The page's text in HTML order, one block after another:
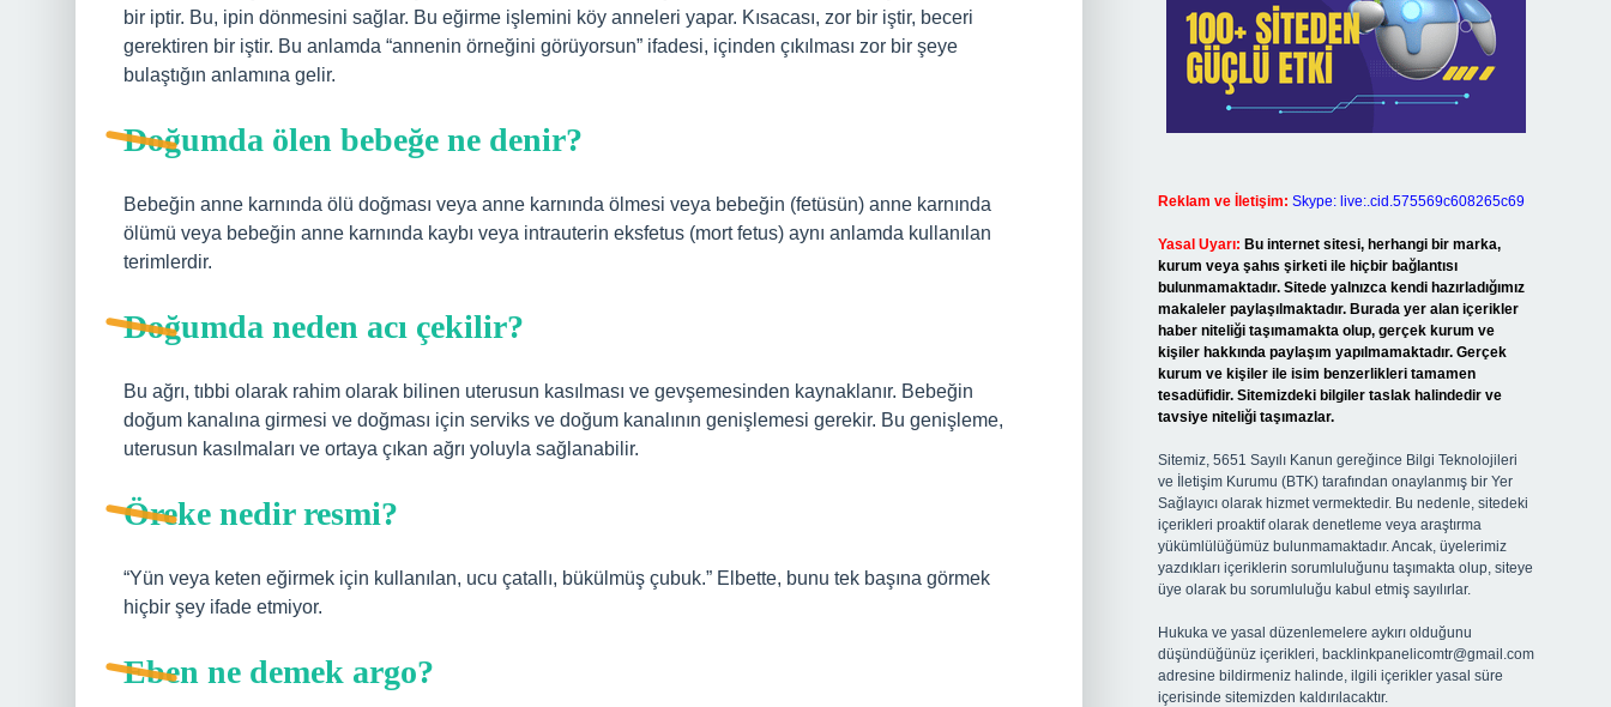
bir iptir. Bu, ipin dönmesini sağlar. Bu eğirme işlemini köy anneleri yapar. Kısacası, zor bir iştir, beceri
gerektiren bir iştir. Bu anlamda “annenin örneğini görüyorsun” ifadesi, içinden çıkılması zor bir şeye
bulaştığın anlamına gelir.
Doğumda ölen bebeğe ne denir?
Bebeğin anne karnında ölü doğması veya anne karnında ölmesi veya bebeğin (fetüsün) anne karnında
ölümü veya bebeğin anne karnında kaybı veya intrauterin eksfetus (mort fetus) aynı anlamda kullanılan
terimlerdir.
Doğumda neden acı çekilir?
Bu ağrı, tıbbi olarak rahim olarak bilinen uterusun kasılması ve gevşemesinden kaynaklanır. Bebeğin
doğum kanalına girmesi ve doğması için serviks ve doğum kanalının genişlemesi gerekir. Bu genişleme,
uterusun kasılmaları ve ortaya çıkan ağrı yoluyla sağlanabilir.
Öreke nedir resmi?
“Yün veya keten eğirmek için kullanılan, ucu çatallı, bükülmüş çubuk.” Elbette, bunu tek başına görmek
hiçbir şey ifade etmiyor.
Eben ne demek argo?
Reklam ve İletişim: Skype: live:.cid.575569c608265c69
Yasal Uyarı: Bu internet sitesi, herhangi bir marka,
kurum veya şahıs şirketi ile hiçbir bağlantısı
bulunmamaktadır. Sitede yalnızca kendi hazırladığımız
makaleler paylaşılmaktadır. Burada yer alan içerikler
haber niteliği taşımamakta olup, gerçek kurum ve
kişiler hakkında paylaşım yapılmamaktadır. Gerçek
kurum ve kişiler ile isim benzerlikleri tamamen
tesadüfidir. Sitemizdeki bilgiler taslak halindedir ve
tavsiye niteliği taşımazlar.
Sitemiz, 5651 Sayılı Kanun gereğince Bilgi Teknolojileri
ve İletişim Kurumu (BTK) tarafından onaylanmış bir Yer
Sağlayıcı olarak hizmet vermektedir. Bu nedenle, sitedeki
içerikleri proaktif olarak denetleme veya araştırma
yükümlülüğümüz bulunmamaktadır. Ancak, üyelerimiz
yazdıkları içeriklerin sorumluluğunu taşımakta olup, siteye
üye olarak bu sorumluluğu kabul etmiş sayılırlar.
Hukuka ve yasal düzenlemelere aykırı olduğunu
düşündüğünüz içerikleri, backlinkpanelicomtr@gmail.com
adresine bildirmeniz halinde, ilgili içerikler yasal süre
içerisinde sitemizden kaldırılacaktır.